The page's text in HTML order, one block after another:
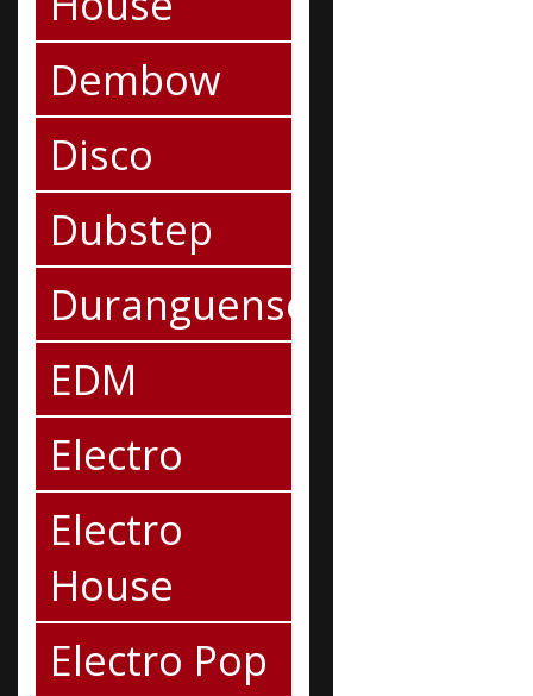
Dembow
Disco
Dubstep
Duranguense
EDM
Electro
Electro
House
Electro Pop